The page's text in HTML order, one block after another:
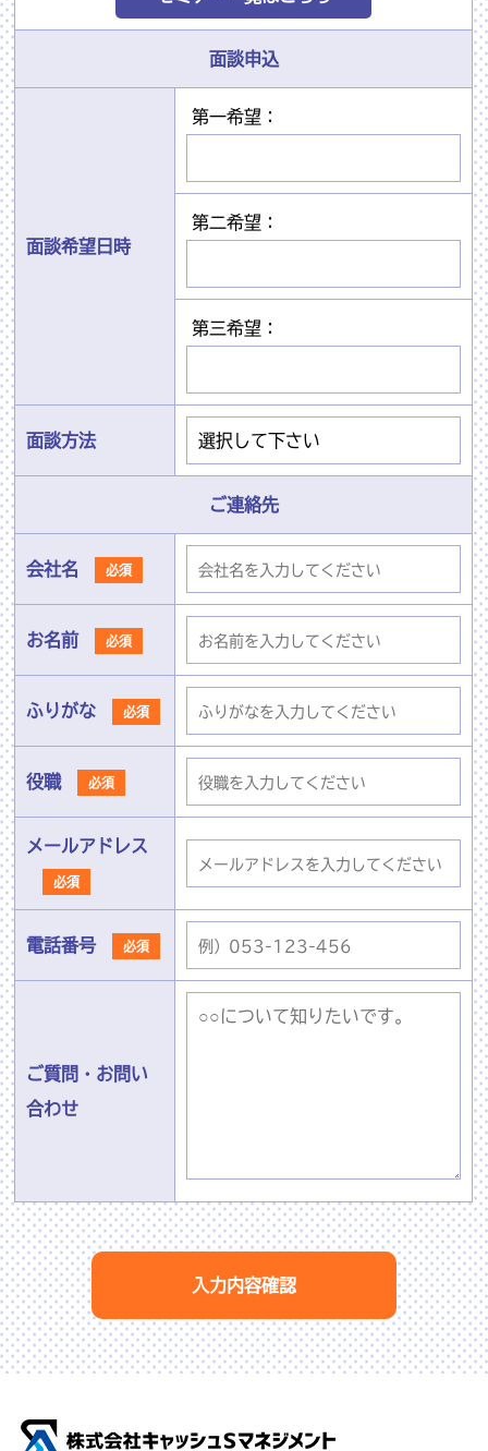
面談申込
面談希望日時
第一希望：
第二希望：
第三希望：
面談方法
ご連絡先
会社名 必須
お名前 必須
ふりがな 必須
役職 必須
メールアドレス
必須
電話番号 必須
ご質問・お問い
合わせ
入力内容確認